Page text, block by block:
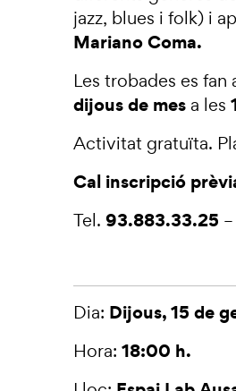
jazz, blues i folk) i
Mariano Coma.
Les trobades es fan
dijous de mes a les
Activitat gratuïta.
Cal inscripció
Tel. 93.883.33.25
Dia: Dijous, 15 de
Hora: 18:00 h.